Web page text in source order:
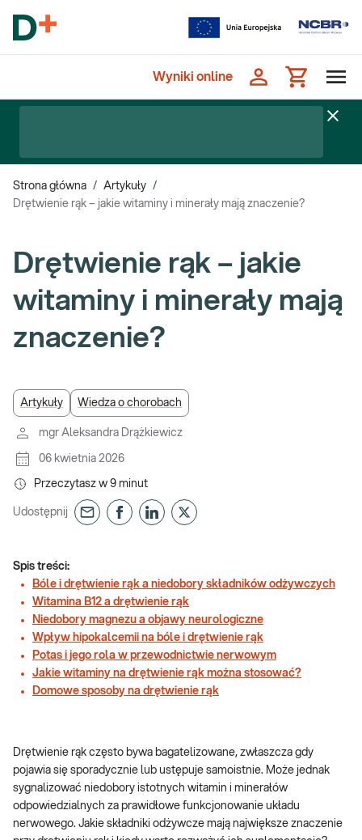
Wyniki online
Strona główna / Artykuły /
Drętwienie rąk – jakie witaminy i minerały mają znaczenie?
Drętwienie rąk – jakie
witaminy i minerały mają
znaczenie?
Artykuły Wiedza o chorobach
mgr Aleksandra Drążkiewicz
06 kwietnia 2026
Przeczytasz w 9 minut
Udostępnij
Spis treści:
Bóle i drętwienie rąk a niedobory składników odżywczych
Witamina B12 a drętwienie rąk
Niedobory magnezu a objawy neurologiczne
Wpływ hipokalcemii na bóle i drętwienie rąk
Potas i jego rola w przewodnictwie nerwowym
Jakie witaminy na drętwienie rąk można stosować?
Domowe sposoby na drętwienie rąk
Drętwienie rąk często bywa bagatelizowane, zwłaszcza gdy
pojawia się sporadycznie lub ustępuje samoistnie. Może jednak
sygnalizować niedobory istotnych witamin i minerałów
odpowiedzialnych za prawidłowe funkcjonowanie układu
nerwowego. Jakie składniki odżywcze mają największe znaczenie